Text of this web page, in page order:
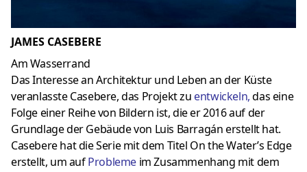
JAMES CASEBERE
Am Wasserrand
Das Interesse an Architektur und Leben an der Küste
veranlasste Casebere, das Projekt zu entwickeln,das eine
Folge einer Reihe von Bildern ist, die er 2016 auf der
Grundlage der Gebäude von Luis Barragán erstellt hat.
Casebere hat die Serie mit dem Titel On the Water’s Edge
erstellt, um aufProbleme im Zusammenhang mit dem